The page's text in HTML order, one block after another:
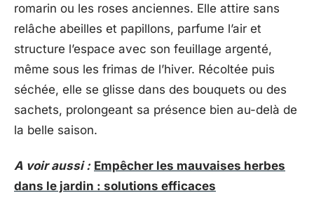
romarin ou les roses anciennes. Elle attire sans
relâche abeilles et papillons, parfume l’air et
structure l’espace avec son feuillage argenté,
même sous les frimas de l’hiver. Récoltée puis
séchée, elle se glisse dans des bouquets ou des
sachets, prolongeant sa présence bien au-delà de
la belle saison.
A voir aussi : Empêcher les mauvaises herbes
dans le jardin : solutions efficaces